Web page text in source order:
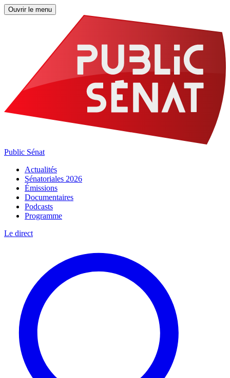
Ouvrir le menu
Public Sénat
Actualités
Sénatoriales 2026
Émissions
Documentaires
Podcasts
Programme
Le direct